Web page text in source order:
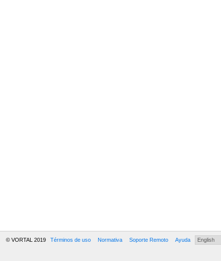
© VORTAL 2019 Términos de uso Normativa Soporte Remoto Ayuda